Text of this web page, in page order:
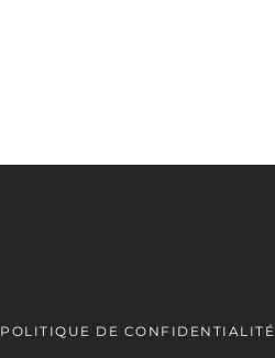
POLITIQUE DE CONFIDENTIALITÉ